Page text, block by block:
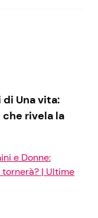
Una vita:
rivela la
e Donne:
| Ultime